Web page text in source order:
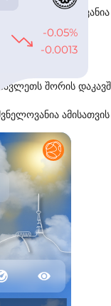
მნიშვნელოვანია
შორის
ამისათვის